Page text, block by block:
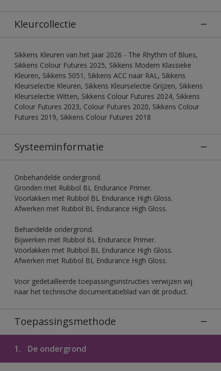
Kleurcollectie
Sikkens Kleuren van het Jaar 2026 - The Rhythm of Blues,
Sikkens Colour Futures 2025, Sikkens Modern Klassieke
Kleuren, Sikkens 5051, Sikkens ACC naar RAL, Sikkens
Kleurselectie Kleuren, Sikkens Kleurselectie Grijzen, Sikkens
Kleurselectie Witten, Sikkens Colour Futures 2024, Sikkens
Colour Futures 2023, Colour Futures 2020, Sikkens Colour
Futures 2019, Sikkens Colour Futures 2018
Systeeminformatie
Onbehandelde ondergrond.
Gronden met Rubbol BL Endurance Primer.
Voorlakken met Rubbol BL Endurance High Gloss.
Afwerken met Rubbol BL Endurance High Gloss.
Behandelde ondergrond.
Bijwerken met Rubbol BL Endurance Primer.
Voorlakken met Rubbol BL Endurance High Gloss.
Afwerken met Rubbol BL Endurance High Gloss.
Voor gedetailleerde toepassingsinstructies verwijzen wij
naar het technische documentatieblad van dit product.
Toepassingsmethode
1. De ondergrond